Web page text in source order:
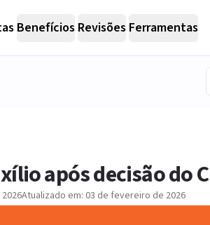
Benefícios Revisões Ferramentas
após decisão do
Atualizado em: 03 de fevereiro de 2026